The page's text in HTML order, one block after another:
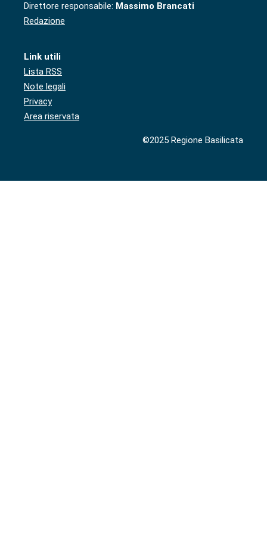
Direttore responsabile: Massimo Brancati
Redazione
Link utili
Lista RSS
Note legali
Privacy
Area riservata
©2025 Regione Basilicata